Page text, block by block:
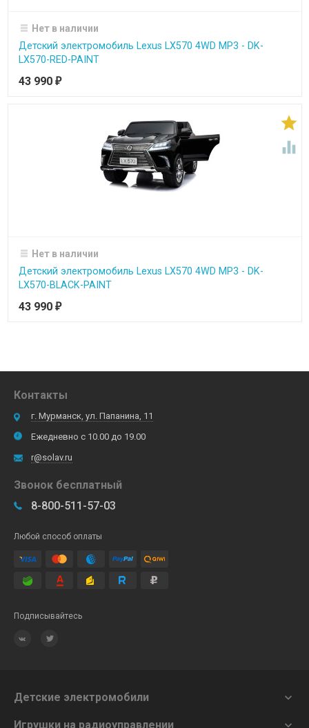
Нет в наличии
Детский электромобиль Lexus LX570 4WD MP3 - DK-
LX570-RED-PAINT
43 990 ₽


Нет в наличии
Детский электромобиль Lexus LX570 4WD MP3 - DK-
LX570-BLACK-PAINT
43 990 ₽
Контакты
г. Мурманск, ул. Папанина, 11
Ежедневно с 10.00 до 19.00
r@solav.ru
Звонок бесплатный
8-800-511-57-03
Любой способ оплаты
Подписывайтесь
Детские электромобили 
Игрушки на радиоуправлении 